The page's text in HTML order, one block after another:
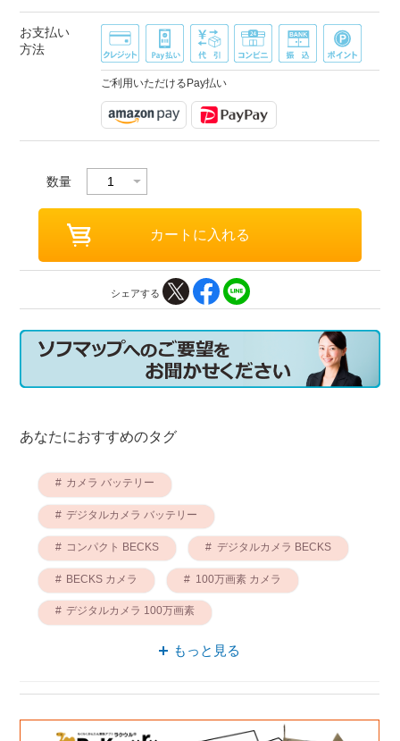
お支払い
方法
ご利用いただけるPay払い
数量
シェアする
あなたにおすすめのタグ
カメラ バッテリー
デジタルカメラ バッテリー
コンパクト BECKS デジタルカメラ BECKS
BECKS カメラ 100万画素 カメラ
デジタルカメラ 100万画素
コンパクト 100万画素
もっと見る